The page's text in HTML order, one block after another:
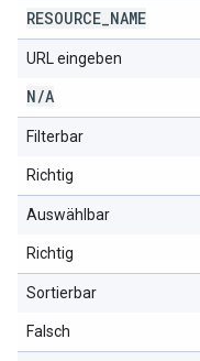
RESOURCE NAME
URL eingeben
N/A
Filterbar
Richtig
Auswählbar
Richtig
Sortierbar
Falsch